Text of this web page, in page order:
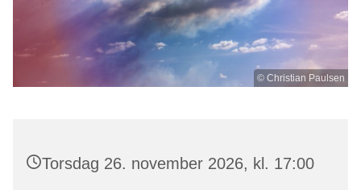
© Christian Paulsen
Torsdag 26. november 2026, kl. 17:00